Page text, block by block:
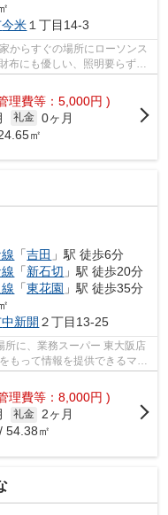
今米 １丁目14-3
からすぐの場所にローソンス
布にも優しい、照明要らずの
理費等：5,000円 )
礼金 0ヶ月
㎡
「吉田 」駅 徒歩6分
「新石切 」駅 徒歩20分
「東花園 」駅 徒歩35分
中新開 ２丁目13-25
に、業務スーパー 東大阪店
もって情報を提供できるマン
理費等：8,000円 )
礼金 2ヶ月
54.38㎡